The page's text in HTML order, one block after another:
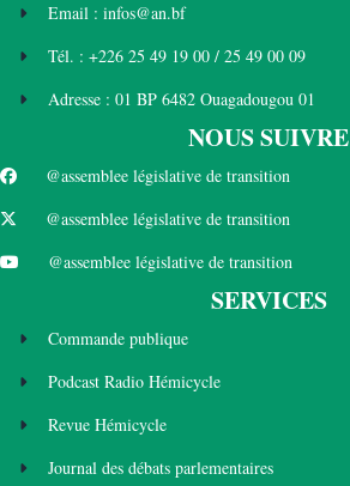
Email : infos@an.bf
Tél. : +226 25 49 19 00 / 25 49 00 09
Adresse : 01 BP 6482 Ouagadougou 01
NOUS SUIVRE
@assemblee législative de transition
@assemblee législative de transition
@assemblee législative de transition
SERVICES
Commande publique
Podcast Radio Hémicycle
Revue Hémicycle
Journal des débats parlementaires